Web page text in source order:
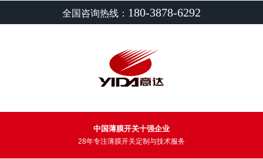
全国咨询热线： 180-3878-6292
中国薄膜开关十强企业
28年专注薄膜开关定制与技术服务